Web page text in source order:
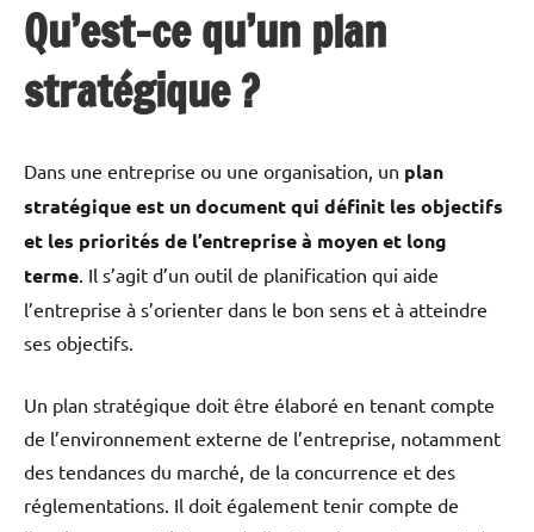
Qu’est-ce qu’un plan
stratégique ?
Dans une entreprise ou une organisation, un plan
stratégique est un document qui définit les objectifs
et les priorités de l’entreprise à moyen et long
terme. Il s’agit d’un outil de planification qui aide
l’entreprise à s’orienter dans le bon sens et à atteindre
ses objectifs.
Un plan stratégique doit être élaboré en tenant compte
de l’environnement externe de l’entreprise, notamment
des tendances du marché, de la concurrence et des
réglementations. Il doit également tenir compte de